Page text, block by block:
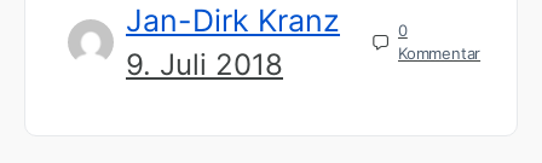
Jan-Dirk Kranz
9. Juli 2018
0
Kommentar